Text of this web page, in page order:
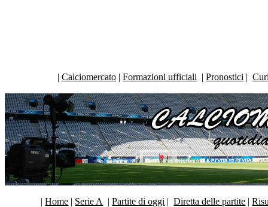
| Calciomercato | Formazioni ufficiali | Pronostici |
|Home | Serie A |Partite di oggi |Diretta delle partite |